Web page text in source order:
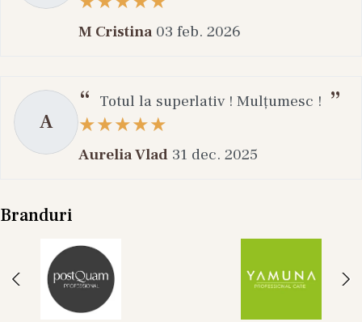
M Cristina 03 feb. 2026
A
Totul la superlativ ! Mulțumesc !
Aurelia Vlad 31 dec. 2025
Branduri